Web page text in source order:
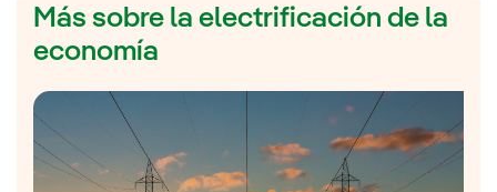
Más sobre la electrificación de la
economía